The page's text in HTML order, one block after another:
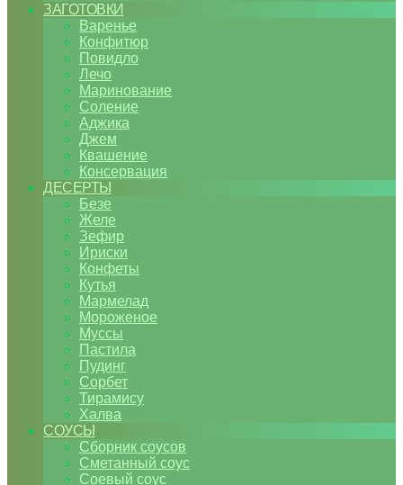
ЗАГОТОВКИ
Варенье
Конфитюр
Повидло
Лечо
Маринование
Соление
Аджика
Джем
Квашение
Консервация
ДЕСЕРТЫ
Безе
Желе
Зефир
Ириски
Конфеты
Кутья
Мармелад
Мороженое
Муссы
Пастила
Пудинг
Сорбет
Тирамису
Халва
СОУСЫ
Сборник соусов
Сметанный соус
Соевый соус